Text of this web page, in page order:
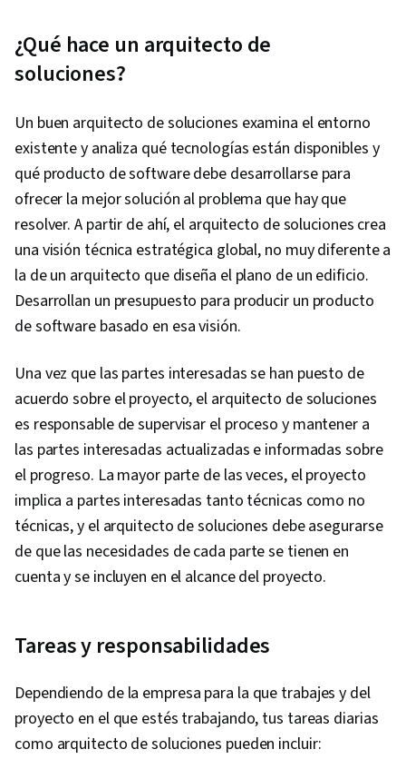
¿Qué hace un arquitecto de
soluciones?
Un buen arquitecto de soluciones examina el entorno
existente y analiza qué tecnologías están disponibles y
qué producto de software debe desarrollarse para
ofrecer la mejor solución al problema que hay que
resolver. A partir de ahí, el arquitecto de soluciones crea
una visión técnica estratégica global, no muy diferente a
la de un arquitecto que diseña el plano de un edificio.
Desarrollan un presupuesto para producir un producto
de software basado en esa visión.
Una vez que las partes interesadas se han puesto de
acuerdo sobre el proyecto, el arquitecto de soluciones
es responsable de supervisar el proceso y mantener a
las partes interesadas actualizadas e informadas sobre
el progreso. La mayor parte de las veces, el proyecto
implica a partes interesadas tanto técnicas como no
técnicas, y el arquitecto de soluciones debe asegurarse
de que las necesidades de cada parte se tienen en
cuenta y se incluyen en el alcance del proyecto.
Tareas y responsabilidades
Dependiendo de la empresa para la que trabajes y del
proyecto en el que estés trabajando, tus tareas diarias
como arquitecto de soluciones pueden incluir: